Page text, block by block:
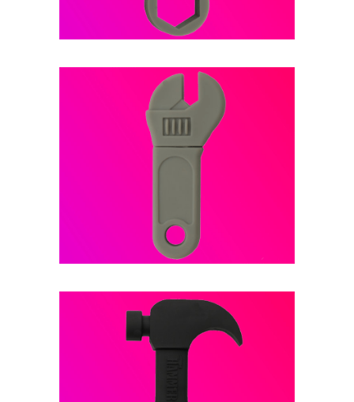
فلش مموری عروسکی -- کد B23
فلش مموری عروسکی -- کد B22